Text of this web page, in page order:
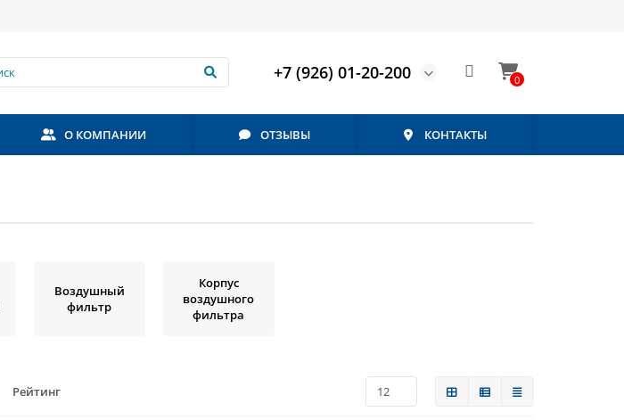
+7 (926) 01-20-200 0
О КОМПАНИИ ОТЗЫВЫ КОНТАКТЫ
Воздушный
фильтр
Корпус
воздушного
фильтра
Рейтинг